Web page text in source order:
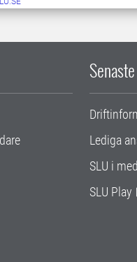
Lediga
SLU i
SLU Play